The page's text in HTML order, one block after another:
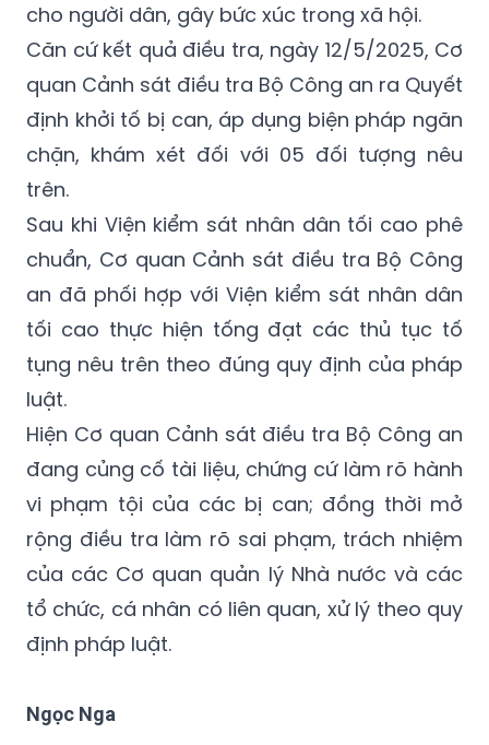
cho người dân, gây bức xúc trong xã hội.
Căn cứ kết quả điều tra, ngày 12/5/2025, Cơ
quan Cảnh sát điều tra Bộ Công an ra Quyết
định khởi tố bị can, áp dụng biện pháp ngăn
chặn, khám xét đối với 05 đối tượng nêu
trên.
Sau khi Viện kiểm sát nhân dân tối cao phê
chuẩn, Cơ quan Cảnh sát điều tra Bộ Công
an đã phối hợp với Viện kiểm sát nhân dân
tối cao thực hiện tống đạt các thủ tục tố
tụng nêu trên theo đúng quy định của pháp
luật.
Hiện Cơ quan Cảnh sát điều tra Bộ Công an
đang củng cố tài liệu, chứng cứ làm rõ hành
vi phạm tội của các bị can; đồng thời mở
rộng điều tra làm rõ sai phạm, trách nhiệm
của các Cơ quan quản lý Nhà nước và các
tổ chức, cá nhân có liên quan, xử lý theo quy
định pháp luật.
Ngọc Nga